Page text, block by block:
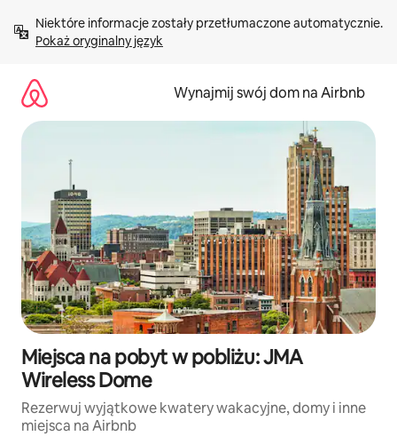
treści Pokaż oryginalny język
Wynajmij swój dom na Airbnb
Miejsca na pobyt w pobliżu: JMA
Wireless Dome
Rezerwuj wyjątkowe kwatery wakacyjne, domy i inne
miejsca na Airbnb